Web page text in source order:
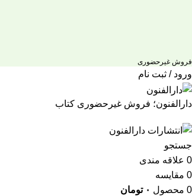
فروش غیرحضوری
ورود / ثبت نام
دارالفنون؛ فروش غیرحضوری کتاب
جستجو
0 علاقه مندی
0 مقایسه
0 محصول ۰ تومان